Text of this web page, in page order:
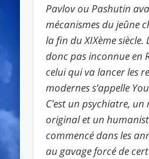
Pavlov ou Pashutin
mécanismes du jeûne
la fin du XIXème siècle.
donc pas inconnue en
celui qui va lancer les
modernes s’appelle
C’est un psychiatre, un
original et un
commencé dans les
au gavage forcé de